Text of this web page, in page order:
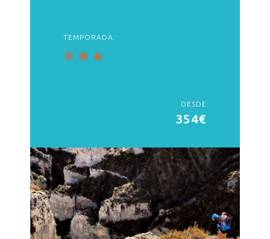
TEMPORADA:
DESDE
354€